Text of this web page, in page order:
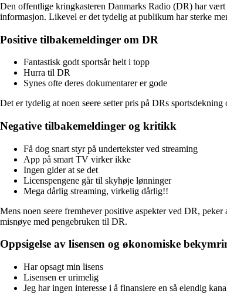
Den offentlige kringkasteren Danmarks Radio (DR) har
informasjon. Likevel er det tydelig at publikum har sterke
Positive tilbakemeldinger om DR
Fantastisk godt sportsår helt i topp
Hurra til DR
Synes ofte deres dokumentarer er gode
Det er tydelig at noen seere setter pris på DRs sportsdekning
Negative tilbakemeldinger og kritikk
Få dog snart styr på undertekster ved streaming
App på smart TV virker ikke
Ingen gider at se det
Licenspengene går til skyhøje lønninger
Mega dårlig streaming, virkelig dårlig!!
Mens noen seere fremhever positive aspekter ved DR,
misnøye med pengebruken til DR.
Oppsigelse av lisensen og økonomiske
Har opsagt min lisens
Lisensen er urimelig
Jeg har ingen interesse i å finansiere en så elendig